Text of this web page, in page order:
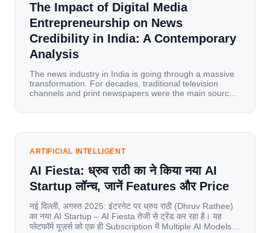
The Impact of Digital Media
Entrepreneurship on News
Credibility in India: A Contemporary
Analysis
The news industry in India is going through a massive
transformation. For decades, traditional television
channels and print newspapers were the main sources
mobile data, affordable smartphones, and high-speed
has become a mobile-first market where consumers
ARTIFICIAL INTELLIGENT
AI Fiesta: ध्रुव राठी का ने किया नया AI
Startup लॉन्च, जानें Features और Price
नई दिल्ली, अगस्त 2025: इंटरनेट पर ध्रुव राठी (Dhruv Rathee)
का नया AI Startup – AI Fiesta तेजी से ट्रेंड कर रहा है। यह
प्लेटफॉर्म यूज़र्स को एक ही Subscription में Multiple AI Models